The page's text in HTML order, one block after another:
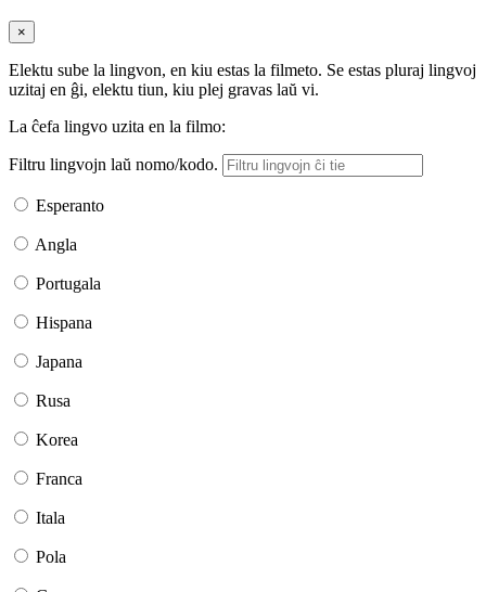
×
Elektu sube la lingvon, en kiu estas la filmeto. Se estas pluraj lingvoj
uzitaj en ĝi, elektu tiun, kiu plej gravas laŭ vi.
La ĉefa lingvo uzita en la filmo:
Filtru lingvojn laŭ nomo/kodo.
Esperanto
Angla
Portugala
Hispana
Japana
Rusa
Korea
Franca
Itala
Pola